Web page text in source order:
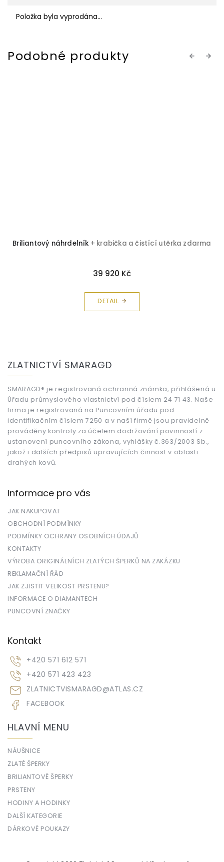
Položka byla vyprodána…
Previous
Briliantový náhrdelník + krabička a čistící utěrka zdarma
39 920 Kč
DETAIL
Next
ZLATNICTVÍ SMARAGD
SMARAGD® je registrovaná ochranná známka, přihlášená u
Úřadu průmyslového vlastnictví pod číslem 24 71 43. Naše
firma je registrovaná na Puncovním úřadu pod
identifikačním číslem 7250 a v naší firmě jsou pravidelně
prováděny kontroly za účelem dodržování povinností z
ustanovení puncovního zákona, vyhlášky č.363/2003 Sb.,
jakož i dalších předpisů upravujících činnost v oblasti
drahých kovů.
Informace pro vás
JAK NAKUPOVAT
OBCHODNÍ PODMÍNKY
PODMÍNKY OCHRANY OSOBNÍCH ÚDAJŮ
KONTAKTY
VÝROBA ORIGINÁLNÍCH ZLATÝCH ŠPERKŮ NA ZAKÁZKU
REKLAMAČNÍ ŘÁD
JAK ZJISTIT VELIKOST PRSTENU?
INFORMACE O DIAMANTECH
PUNCOVNÍ ZNAČKY
Kontakt
ZLATNICTVISMARAGD@ATLAS.CZ
+420 571 612 571
+420 571 423 423
FACEBOOK
HLAVNÍ MENU
NÁUŠNICE
ZLATÉ ŠPERKY
BRILIANTOVÉ ŠPERKY
PRSTENY
HODINY A HODINKY
DALŠÍ KATEGORIE
DÁRKOVÉ POUKAZY